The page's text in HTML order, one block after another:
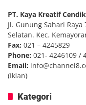
PT. Kaya Kreatif
Jl. Gunung Sahari Raya
Selatan. Kec.
Fax: 021 – 4245829
Phone: 021- 4246109 /
Email:
(Iklan)
Kategori